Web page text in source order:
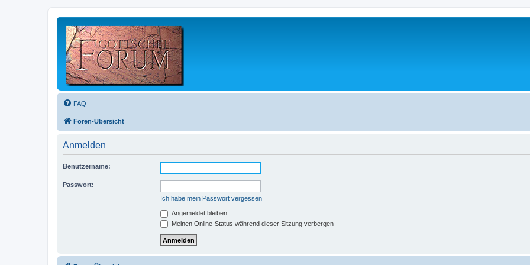
FAQ
Foren-Übersicht
Anmelden
Benutzername:
Passwort:
Ich habe mein Passwort vergessen
Angemeldet bleiben
Meinen Online-Status während dieser Sitzung verbergen